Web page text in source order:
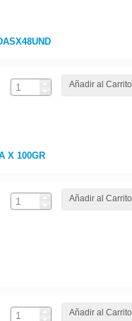
Añadir al Carrito
X 100GR
Añadir al Carrito
Añadir al Carrito